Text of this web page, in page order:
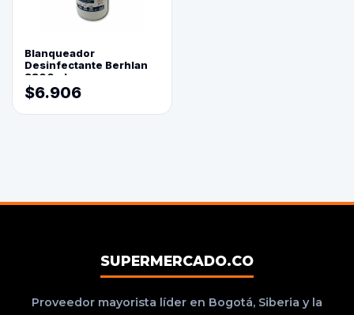
Blanqueador
Desinfectante Berhlan
3800ml
$6.906
SUPERMERCADO.CO
Proveedor mayorista líder en Bogotá, Siberia y la